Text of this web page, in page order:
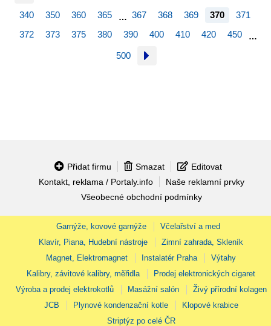
340 350 360 365 … 367 368 369 370
371
372
373 375 380 390 400 410 420 450 …
500
Přidat firmu Smazat
Editovat
Kontakt, reklama / Portaly.info
Naše reklamní prvky
Všeobecné obchodní podmínky
Garnýže, kovové garnýže
Včelařství a med
Klavír, Piana, Hudební nástroje
Zimní zahrada, Skleník
Magnet, Elektromagnet
Instalatér Praha
Výtahy
Kalibry, závitové kalibry, měřidla
Prodej elektronických cigaret
Výroba a prodej elektrokotlů
Masážní salón
Živý přírodní kolagen
JCB
Plynové kondenzační kotle
Klopové krabice
Striptýz po celé ČR